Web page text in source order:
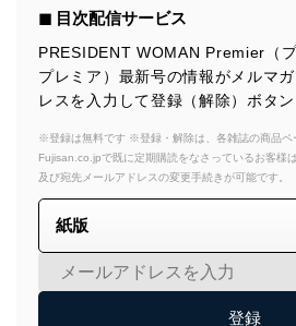
◼︎ 目次配信サービス
PRESIDENT WOMAN Premier（
プレミア）最新号の情報がメルマ
レスを入力して登録（解除）ボタ
※登録は無料です ※登録・解除は、各雑誌の商品ペ
Fujisan.co.jpで既に定期購読をなさっているお客様
及び宛先メールアドレスの変更手続きが可能です。